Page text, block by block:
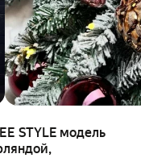
STYLE модель